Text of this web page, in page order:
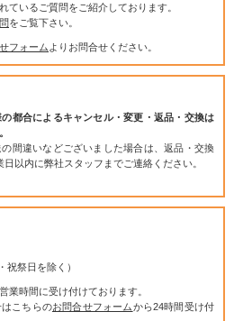
ているご質問をご紹介しております。
をご覧下さい。
フォーム よりお問合せください。
の都合によるキャンセル・変更・返品・交換は
間違いなどございました場合は、返品・交換
以内に弊社スタッフまでご連絡ください。
祝祭日を除く）
業時間に受け付けております。
こちらのお問合せフォームから24時間受け付